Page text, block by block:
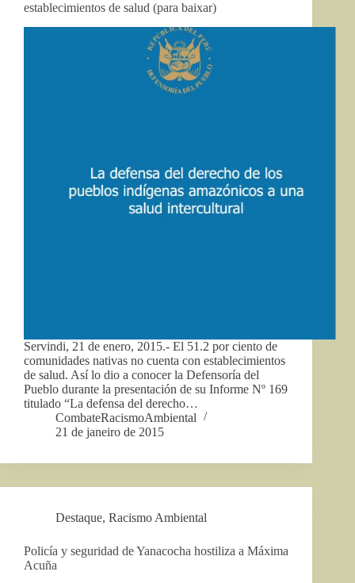
establecimientos de salud (para baixar)
Servindi, 21 de enero, 2015.- El 51.2 por ciento de
comunidades nativas no cuenta con establecimientos
de salud. Así lo dio a conocer la Defensoría del
Pueblo durante la presentación de su Informe Nº 169
titulado “La defensa del derecho…
CombateRacismoAmbiental
21 de janeiro de 2015
Destaque, Racismo Ambiental
Policía y seguridad de Yanacocha hostiliza a Máxima
Acuña